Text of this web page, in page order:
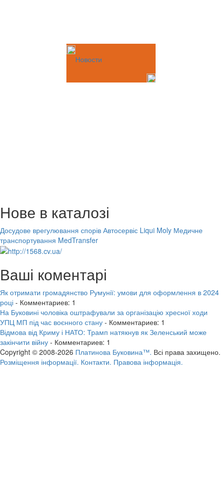
Новости
Нове в каталозі
Досудове врегулювання спорів Автосервіс Liqui Moly Медичне
транспортування MedTransfer
Ваші коментарі
Як отримати громадянство Румунії: умови для оформлення в 2024
році - Комментариев: 1
На Буковині чоловіка оштрафували за організацію хресної ходи
УПЦ МП під час воєнного стану - Комментариев: 1
Відмова від Криму і НАТО: Трамп натякнув як Зеленський може
закінчити війну - Комментариев: 1
Copyright © 2008-2026 Платинова Буковина™. Всі права захищено.
Розміщення інформації. Контакти. Правова інформація.